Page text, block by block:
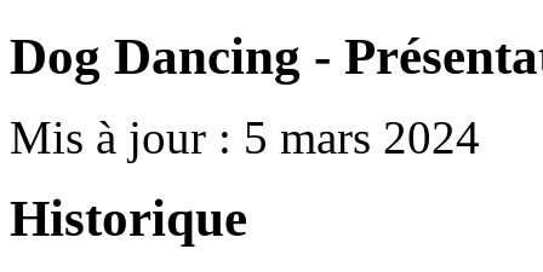
Dog Dancing -
Mis à jour : 5 mars 2024
Historique